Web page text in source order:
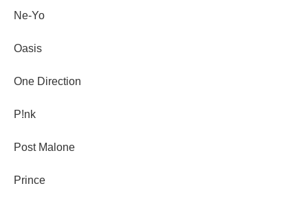
Ne-Yo
Oasis
One Direction
P!nk
Post Malone
Prince